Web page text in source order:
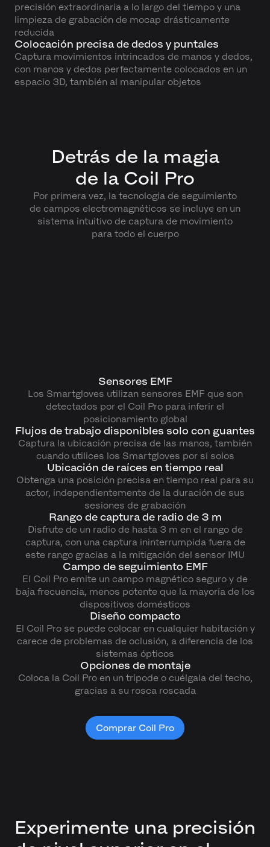
precisión extraordinaria a lo largo del tiempo y una
limpieza de grabación de mocap drásticamente
reducida
Colocación precisa de dedos y puntales
Captura movimientos intrincados de manos y dedos,
con manos y dedos perfectamente colocados en un
espacio 3D, también al manipular objetos
Detrás de la magia
de la Coil Pro
Por primera vez, la tecnología de seguimiento
de campos electromagnéticos se incluye en un
sistema intuitivo de captura de movimiento
para todo el cuerpo
Sensores EMF
Los Smartgloves utilizan sensores EMF que son
detectados por el Coil Pro para inferir el
posicionamiento global
Flujos de trabajo disponibles solo con guantes
Captura la ubicación precisa de las manos, también
cuando utilices los Smartgloves por sí solos
Ubicación de raíces en tiempo real
Obtenga una posición precisa en tiempo real para su
actor, independientemente de la duración de sus
sesiones de grabación
Rango de captura de radio de 3 m
Disfrute de un radio de hasta 3 m en el rango de
captura, con una captura ininterrumpida fuera de
este rango gracias a la mitigación del sensor IMU
Campo de seguimiento EMF
El Coil Pro emite un campo magnético seguro y de
baja frecuencia, menos potente que la mayoría de los
dispositivos domésticos
Diseño compacto
El Coil Pro se puede colocar en cualquier habitación y
carece de problemas de oclusión, a diferencia de los
sistemas ópticos
Opciones de montaje
Coloca la Coil Pro en un trípode o cuélgala del techo,
gracias a su rosca roscada
Comprar Coil Pro
Experimente una precisión